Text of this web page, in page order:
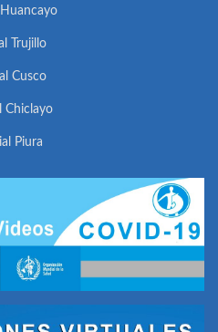
Trujillo
Cusco
Chiclayo
Piura